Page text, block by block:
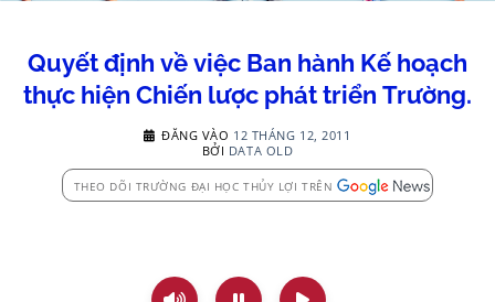
Quyết định về việc Ban hành Kế hoạch
thực hiện Chiến lược phát triển Trường.
ĐĂNG VÀO 12 THÁNG 12, 2011
BỞI DATA OLD
THEO DÕI TRƯỜNG ĐẠI HỌC THỦY LỢI TRÊN